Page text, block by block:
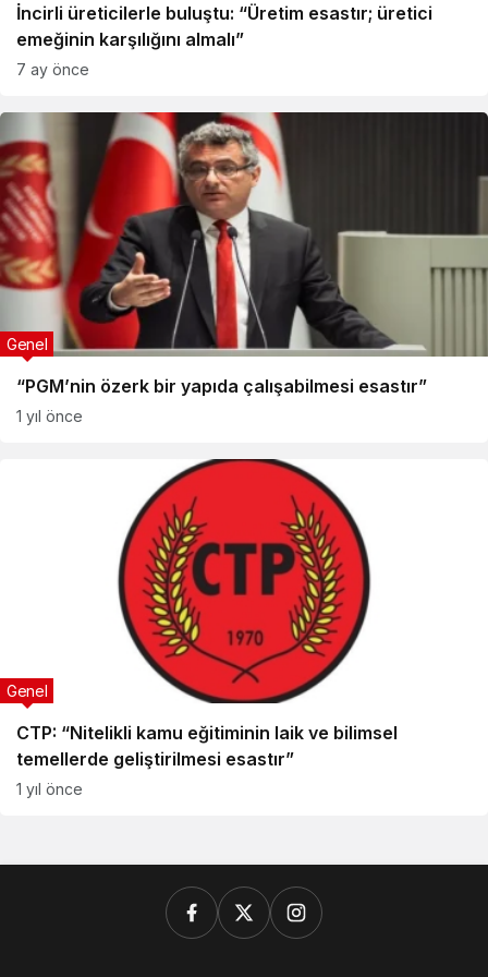
İncirli üreticilerle buluştu: “Üretim esastır; üretici
emeğinin karşılığını almalı”
7 ay önce
“PGM’nin özerk bir yapıda çalışabilmesi esastır”
Genel
1 yıl önce
CTP: “Nitelikli kamu eğitiminin laik ve bilimsel
temellerde geliştirilmesi esastır”
Genel
1 yıl önce